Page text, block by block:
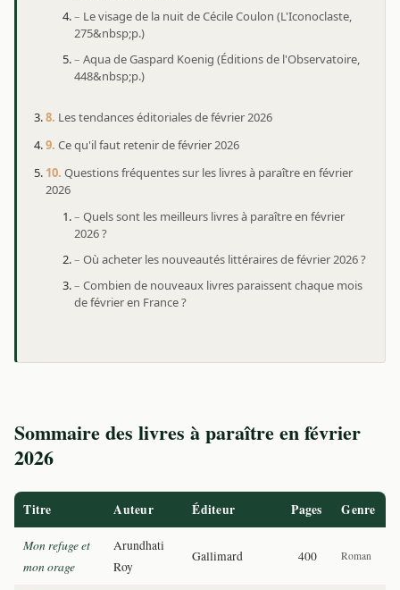
Le visage de la nuit de Cécile Coulon (L'Iconoclaste,
275&nbsp;p.)
Aqua de Gaspard Koenig (Éditions de l'Observatoire,
448&nbsp;p.)
Les tendances éditoriales de février 2026
Ce qu'il faut retenir de février 2026
Questions fréquentes sur les livres à paraître en février
2026
Quels sont les meilleurs livres à paraître en février
2026 ?
Où acheter les nouveautés littéraires de février 2026 ?
Combien de nouveaux livres paraissent chaque mois
de février en France ?
Sommaire des livres à paraître en février
2026
Titre Auteur Éditeur Pages Genre
Mon refuge et
mon orage
Arundhati
Roy
Gallimard 400 Roman